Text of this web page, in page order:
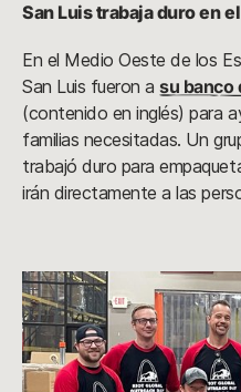
San Luis trabaja duro en
En el Medio Oeste de los
San Luis fueron asu banco
(contenido en inglés) para
familias necesitadas. Un
trabajó duro para
irán directamente a las